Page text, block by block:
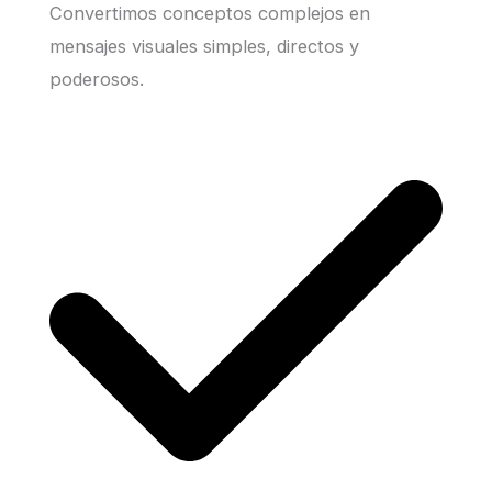
Convertimos conceptos complejos en
mensajes visuales simples, directos y
poderosos.